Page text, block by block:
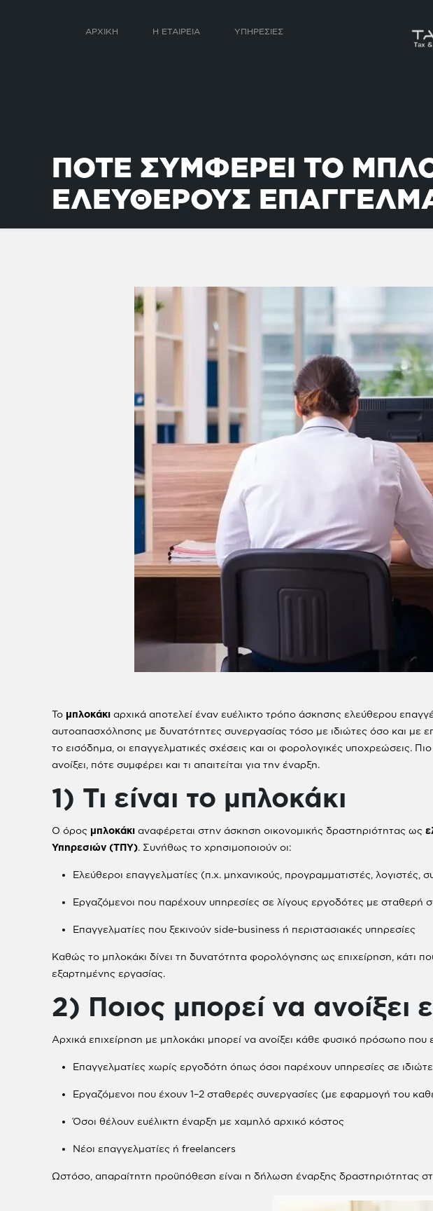
ΑΡΧΙΚΗ Η ΕΤΑΙΡΕΙΑ ΥΠΗΡΕΣΙΕΣ
ΠΟΤΕ ΣΥΜΦΕΡΕΙ ΤΟ
ΕΛΕΥΘΕΡΟΥΣ
Το μπλοκάκι αρχικά αποτελεί έναν ευέλικτο τρόπο άσκησης ελεύθερου
αυτοαπασχόλησης με δυνατότητες συνεργασίας τόσο με ιδιώτες όσο και με
το εισόδημα, οι επαγγελματικές σχέσεις και οι φορολογικές υποχρεώσεις.
ανοίξει, πότε συμφέρει και τι απαιτείται για την έναρξη.
1) Τι είναι το μπλοκάκι
Ο όρος μπλοκάκι αναφέρεται στην άσκηση οικονομικής δραστηριότητας ως
Υπηρεσιών (ΤΠΥ). Συνήθως το χρησιμοποιούν οι:
Ελεύθεροι επαγγελματίες (π.χ. μηχανικούς, προγραμματιστές, λογιστές,
Εργαζόμενοι που παρέχουν υπηρεσίες σε λίγους εργοδότες με σταθερή
Επαγγελματίες που ξεκινούν side-business ή περιστασιακές υπηρεσίες
Καθώς το μπλοκάκι δίνει τη δυνατότητα φορολόγησης ως επιχείρηση, κάτι
εξαρτημένης εργασίας.
2) Ποιος μπορεί να ανοίξει
Αρχικά επιχείρηση με μπλοκάκι μπορεί να ανοίξει κάθε φυσικό πρόσωπο
Επαγγελματίες χωρίς εργοδότη όπως όσοι παρέχουν υπηρεσίες σε
Εργαζόμενοι που έχουν 1–2 σταθερές συνεργασίες (με εφαρμογή του
Όσοι θέλουν ευέλικτη έναρξη με χαμηλό αρχικό κόστος
Νέοι επαγγελματίες ή freelancers
Ωστόσο, απαραίτητη προϋπόθεση είναι η δήλωση έναρξης